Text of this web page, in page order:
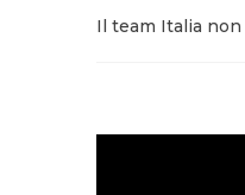
Il team Italia